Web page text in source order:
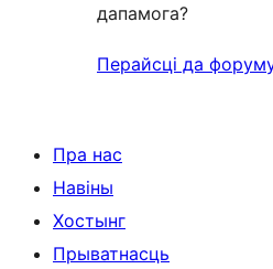
дапамога?
Перайсці да
Пра нас
Навіны
Хостынг
Прыватнасць